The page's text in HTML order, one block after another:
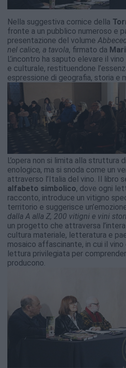
Nella suggestiva cornice della
fronte a un pubblico numeroso e
presentazione del volume
nel calice, a tavola, firmato da
L’incontro ha saputo elevare il
e culturale, restituendone
espressione di geografia, storia e
L’opera non si limita alla struttura
enologica, ma si snoda come un
attraverso l’Italia del vino. Il libro
alfabeto simbolico, dove ogni
racconto, introduce un vitigno
territorio e suggerisce
dalla A alla Z, 200 vitigni e vini
un progetto che attraversa
cultura materiale, letteratura e
mosaico affascinante, in cui il
lettura privilegiata per
producono.